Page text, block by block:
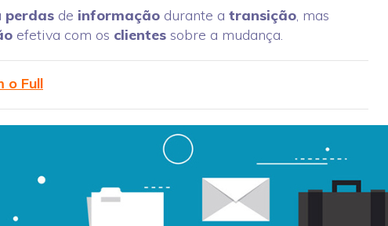
perdas de informação durante a transição, mas
efetiva com os clientes sobre a mudança.
o Full